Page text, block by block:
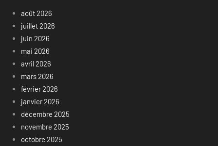
août 2026
juillet 2026
juin 2026
mai 2026
avril 2026
mars 2026
février 2026
janvier 2026
décembre 2025
novembre 2025
octobre 2025